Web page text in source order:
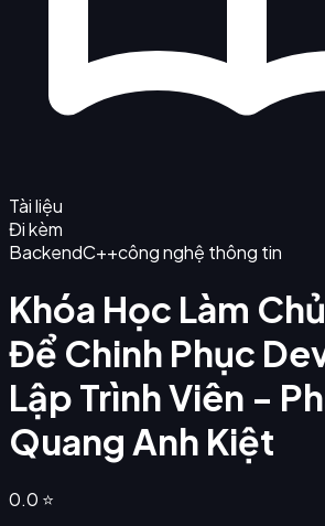
Tài liệu
Đi kèm
BackendC++công nghệ thông tin
Khóa Học Làm
Để Chinh Phục
Lập Trình Viên -
Quang Anh Kiệt
0.0 ⭐